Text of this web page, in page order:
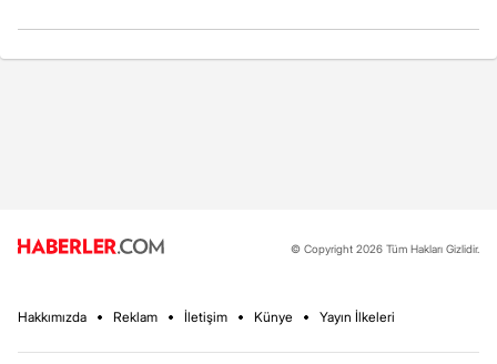
© Copyright 2026 Tüm Hakları Gizlidir.
Hakkımızda Reklam İletişim Künye Yayın İlkeleri